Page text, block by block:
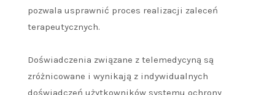
pozwala usprawnić proces realizacji zaleceń
terapeutycznych.
Doświadczenia związane z telemedycyną są
zróżnicowane i wynikają z indywidualnych
doświadczeń użytkowników systemu ochrony